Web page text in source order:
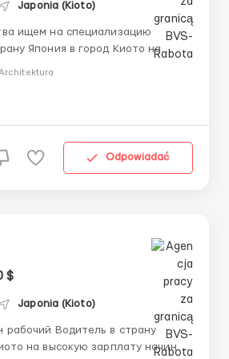
Japonia (Kioto)
ищем на специализацию
Япония в город Киото на
порядочный работник, - не
Odpowiadać
$
Japonia (Kioto)
рабочий Водитель в страну
на высокую зарплату начиная